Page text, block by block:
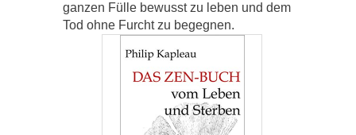
ganzen Fülle bewusst zu leben und dem
Tod ohne Furcht zu begegnen.